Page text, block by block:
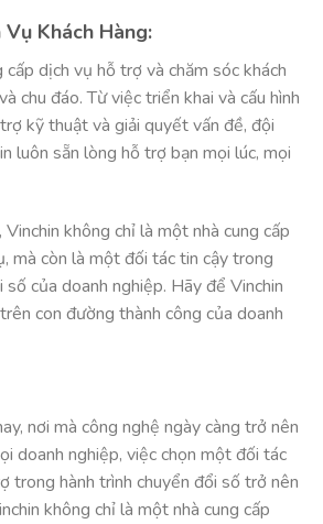
Khách Hàng:
cấp dịch vụ hỗ trợ và chăm sóc khách
chu đáo. Từ việc triển khai và cấu hình
kỹ thuật và giải quyết vấn đề, đội
luôn sẵn lòng hỗ trợ bạn mọi lúc, mọi
không chỉ là một nhà cung cấp
mà còn là một đối tác tin cậy trong
số của doanh nghiệp. Hãy để Vinchin
con đường thành công của doanh
nơi mà công nghệ ngày càng trở nên
doanh nghiệp, việc chọn một đối tác
trong hành trình chuyển đổi số trở nên
không chỉ là một nhà cung cấp